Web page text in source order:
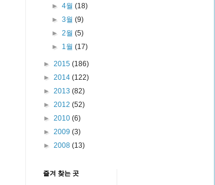
►4월(18)
►3월(9)
►2월(5)
► 1월(17)
► 2015 (186)
► 2014 (122)
► 2013 (82)
► 2012 (52)
► 2010 (6)
► 2009 (3)
► 2008 (13)
즐겨 찾는 곳